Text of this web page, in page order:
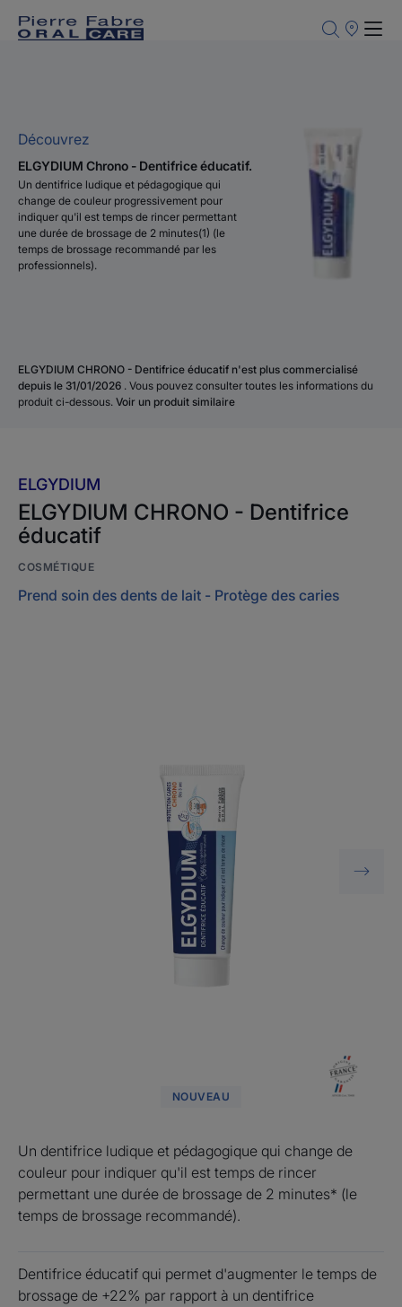
Points
ELGYDIUM CHRONO - Dentifrice éducatif n'est plus commercialisé
depuis le 31/01/2026 . Vous pouvez consulter toutes les informations du
produit ci-dessous. Voir un produit similaire
Découvrez
ELGYDIUM Chrono - Dentifrice éducatif.
Un dentifrice ludique et pédagogique qui
change de couleur progressivement pour
indiquer qu'il est temps de rincer permettant
une durée de brossage de 2 minutes(1) (le
temps de brossage recommandé par les
professionnels).
ELGYDIUM
ELGYDIUM CHRONO - Dentifrice
éducatif
COSMÉTIQUE
Prend soin des dents de lait - Protège des caries
NOUVEAU
Un dentifrice ludique et pédagogique qui change de
couleur pour indiquer qu'il est temps de rincer
permettant une durée de brossage de 2 minutes* (le
temps de brossage recommandé).
Dentifrice éducatif qui permet d'augmenter le temps de
brossage de +22% par rapport à un dentifrice